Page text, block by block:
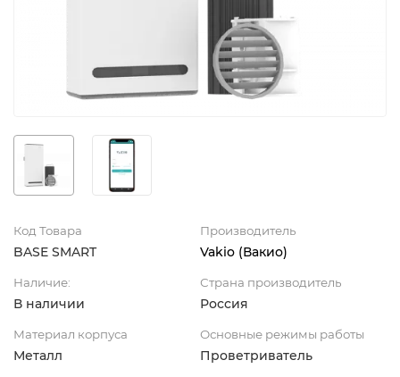
Код Товара
BASE SMART
Производитель
Vakio (Вакио)
Наличие:
В наличии
Страна производитель
Россия
Материал корпуса
Металл
Основные режимы работы
Проветриватель